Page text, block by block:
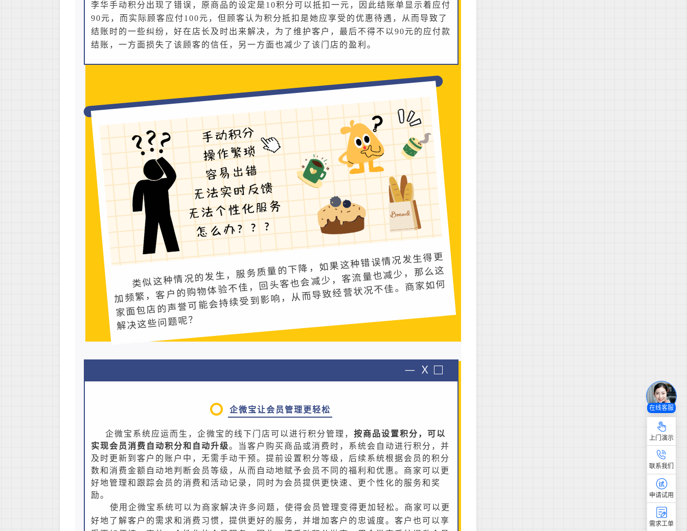
李华手动积分出现了错误，原商品的设定是10积分可以抵扣一元，因此结账单显示着应付
90元，而实际顾客应付100元，但顾客认为积分抵扣是她应享受的优惠待遇，从而导致了
结账时的一些纠纷，好在店长及时出来解决，为了维护客户，最后不得不以90元的应付款
结账，一方面损失了该顾客的信任，另一方面也减少了该门店的盈利。
​
类似这种情况的发生，服务质量的下降，如果这种错误情况发生得更
加频繁，客户的购物体验不佳，回头客也会减少，客流量也减少，那么这
家面包店的声誉可能会持续受到影响，从而导致经营状况不佳。商家如何
解决这些问题呢？
企微宝让会员管理更轻松
企微宝系统应运而生，企微宝的线下门店可以进行积分管理， 按商品设置积分，可以
实现会员消费自动积分和自动升级。当客户购买商品或消费时，系统会自动进行积分，并
及时更新到客户的账户中，无需手动干预。提前设置积分等级，后续系统根据会员的积分
数和消费金额自动地判断会员等级，从而自动地赋予会员不同的福利和优惠。商家可以更
好地管理和跟踪会员的消费和活动记录，同时为会员提供更快速、更个性化的服务和奖
励。
使用企微宝系统可以为商家解决许多问题，使得会员管理变得更加轻松。商家可以更
好地了解客户的需求和消费习惯，提供更好的服务，并增加客户的忠诚度。客户也可以享
在线客服
上门演示
联系我们
申请试用
需求工单